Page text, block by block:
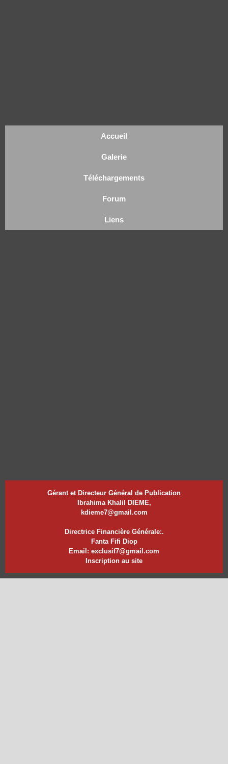
Accueil
Galerie
Téléchargements
Forum
Liens
Gérant et Directeur Général de Publication
Ibrahima Khalil DIEME,
kdieme7@gmail.com
Directrice Financière Générale:.
Fanta Fifi Diop
Email: exclusif7@gmail.com
Inscription au site